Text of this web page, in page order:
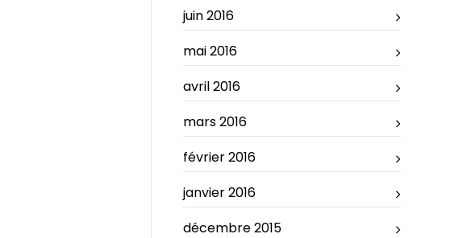
juin 2016
mai 2016
avril 2016
mars 2016
février 2016
janvier 2016
décembre 2015